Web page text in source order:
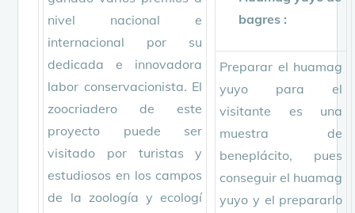
nivel nacional e
internacional por su
dedicada e innovadora
labor conservacionista. El
zoocriadero de este
proyecto puede ser
visitado por turistas y
estudiosos en los campos
de la zoología y ecologí
bagres :
Preparar el huamag
yuyo para el
visitante es una
muestra de
beneplácito, pues
conseguir el huamag
yuyo y el prepararlo